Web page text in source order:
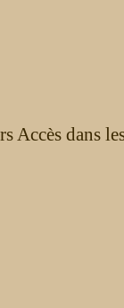
Accès dans